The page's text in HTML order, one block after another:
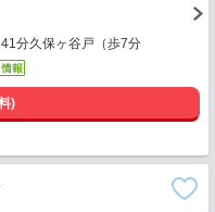
分久保ヶ谷戸（歩7分
)